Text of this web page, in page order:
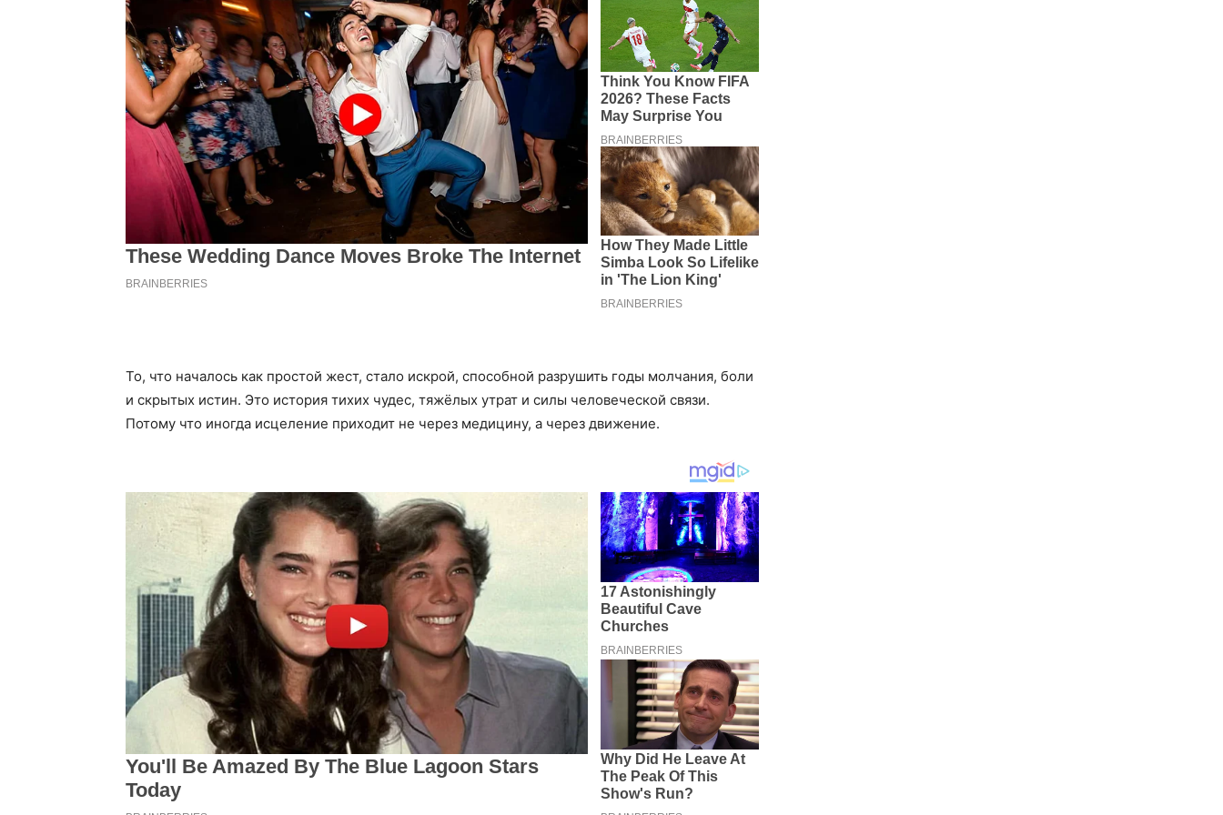
То, что началось как простой жест, стало искрой, способной разрушить годы молчания, боли
и скрытых истин. Это история тихих чудес, тяжёлых утрат и силы человеческой связи.
Потому что иногда исцеление приходит не через медицину, а через движение.